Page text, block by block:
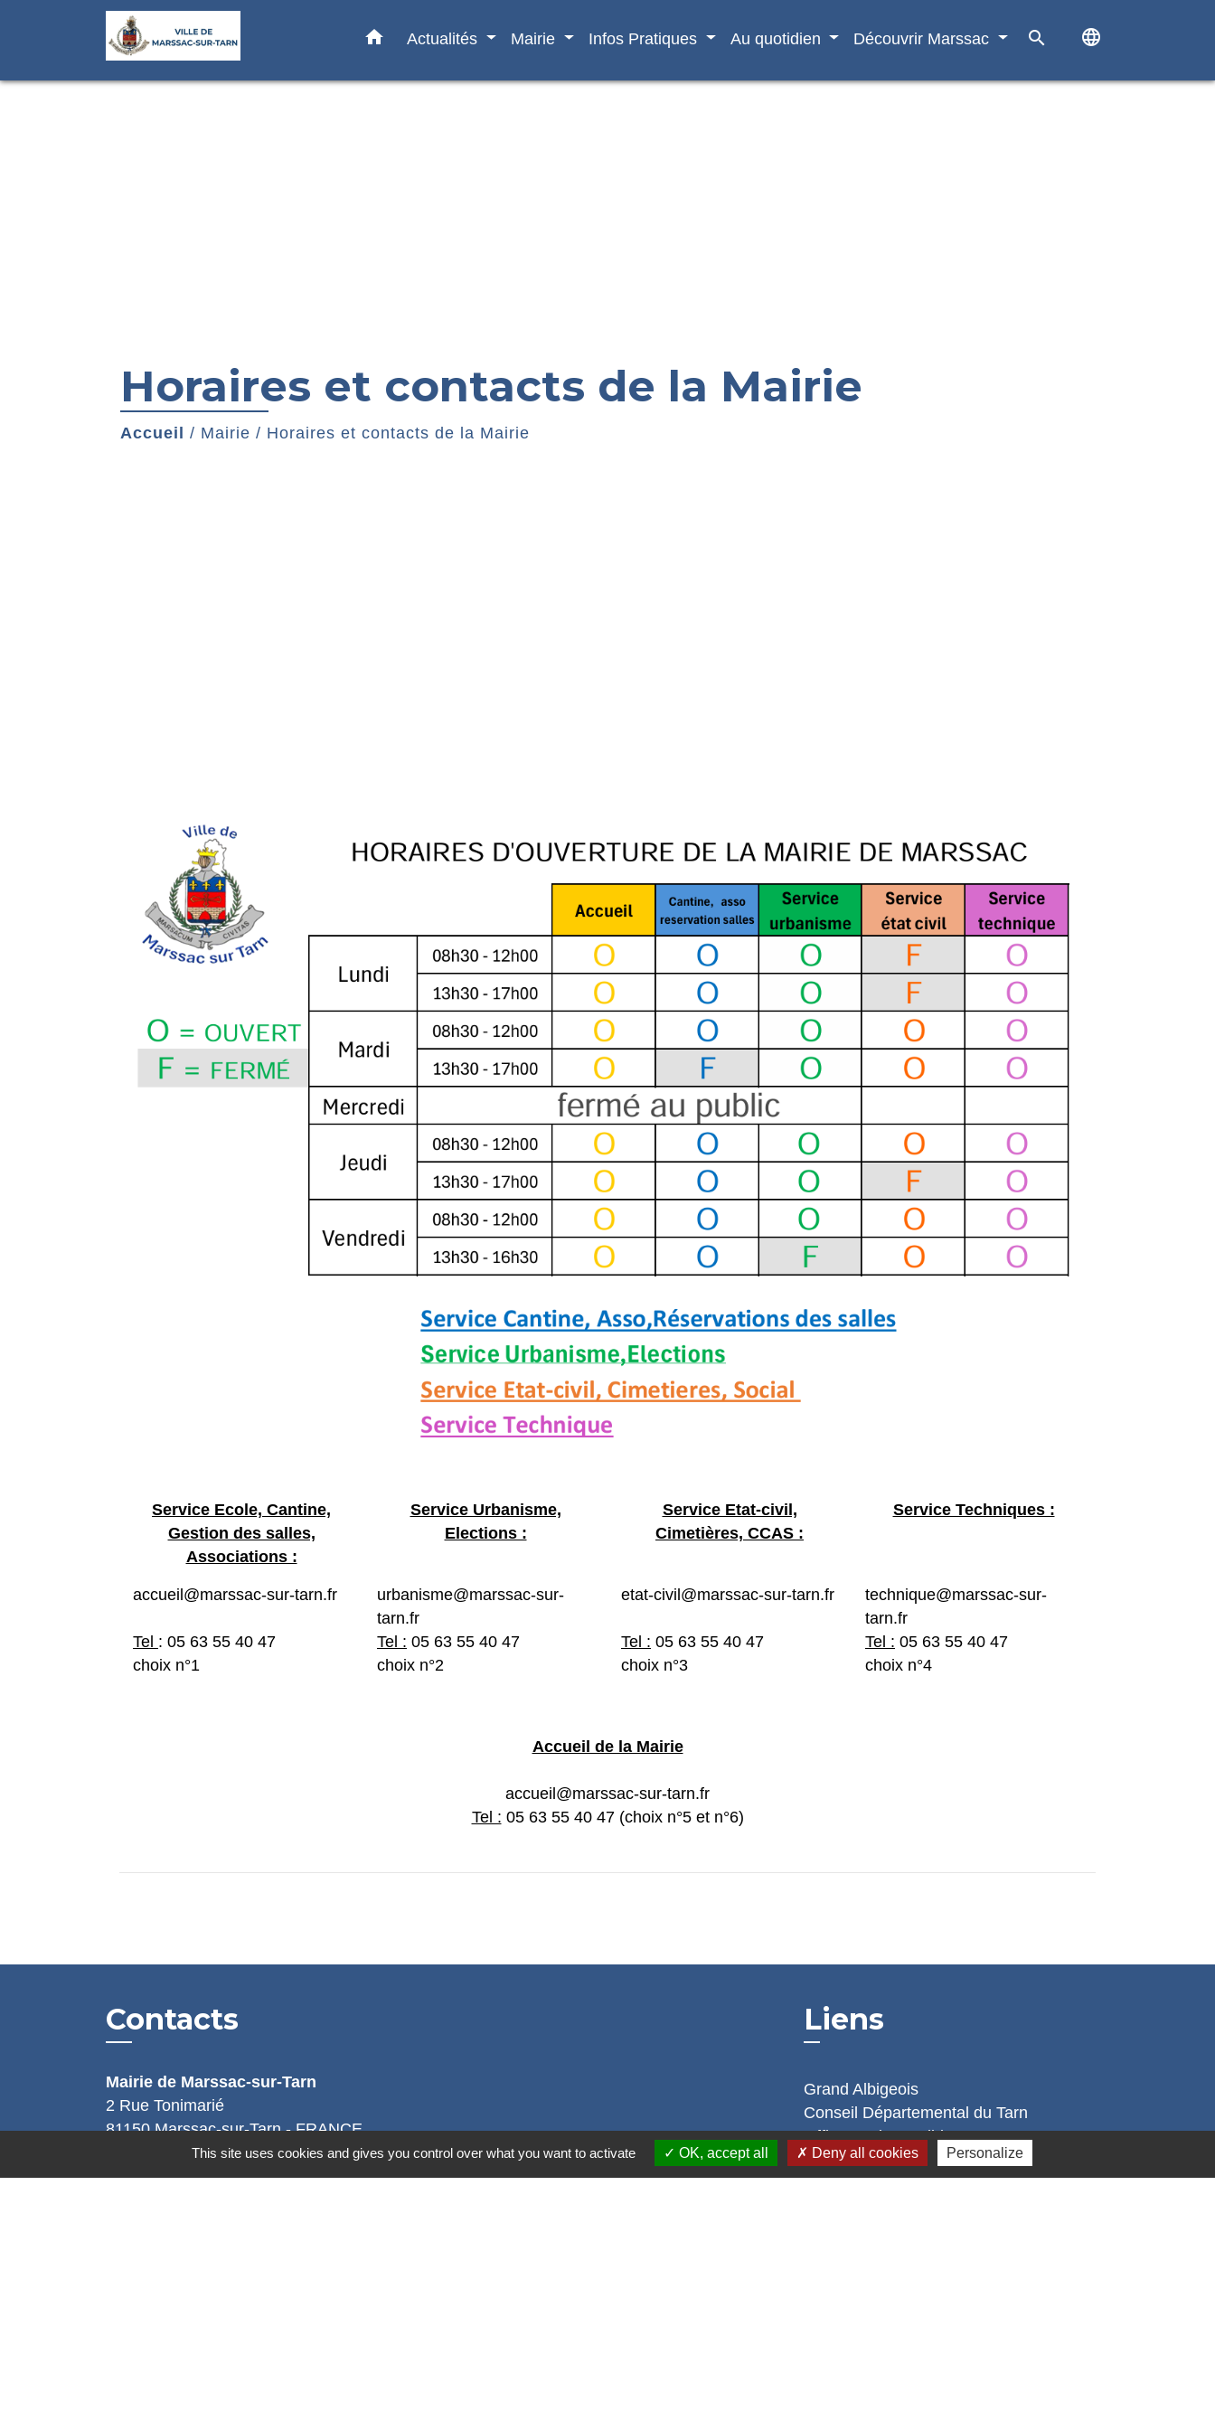
home Actualités Mairie Infos Pratiques Au quotidien Découvrir Marssac search language
Horaires et contacts de la Mairie
Accueil / Mairie / Horaires et contacts de la Mairie
Service Ecole, Cantine,
Gestion des salles,
Associations :
accueil@marssac-sur-tarn.fr
Tel : 05 63 55 40 47
choix n°1
Service Urbanisme,
Elections :
urbanisme@marssac-sur-
tarn.fr
Tel : 05 63 55 40 47
choix n°2
Service Etat-civil,
Cimetières, CCAS :
etat-civil@marssac-sur-tarn.fr
Tel : 05 63 55 40 47
choix n°3
Service Techniques :
technique@marssac-sur-
tarn.fr
Tel : 05 63 55 40 47
choix n°4
Accueil de la Mairie
accueil@marssac-sur-tarn.fr
Tel : 05 63 55 40 47 (choix n°5 et n°6)
Contacts
Mairie de Marssac-sur-Tarn
2 Rue Tonimarié
81150 Marssac-sur-Tarn - FRANCE
+33 5 63 55 40 47
accueil@marssac-sur-tarn.fr
Liens
Grand Albigeois
Conseil Départemental du Tarn
Office tourisme Albi
Comité Départemental Tourisme
This site uses cookies and gives you control over what you want to activate OK, accept all Deny all cookies Personalize